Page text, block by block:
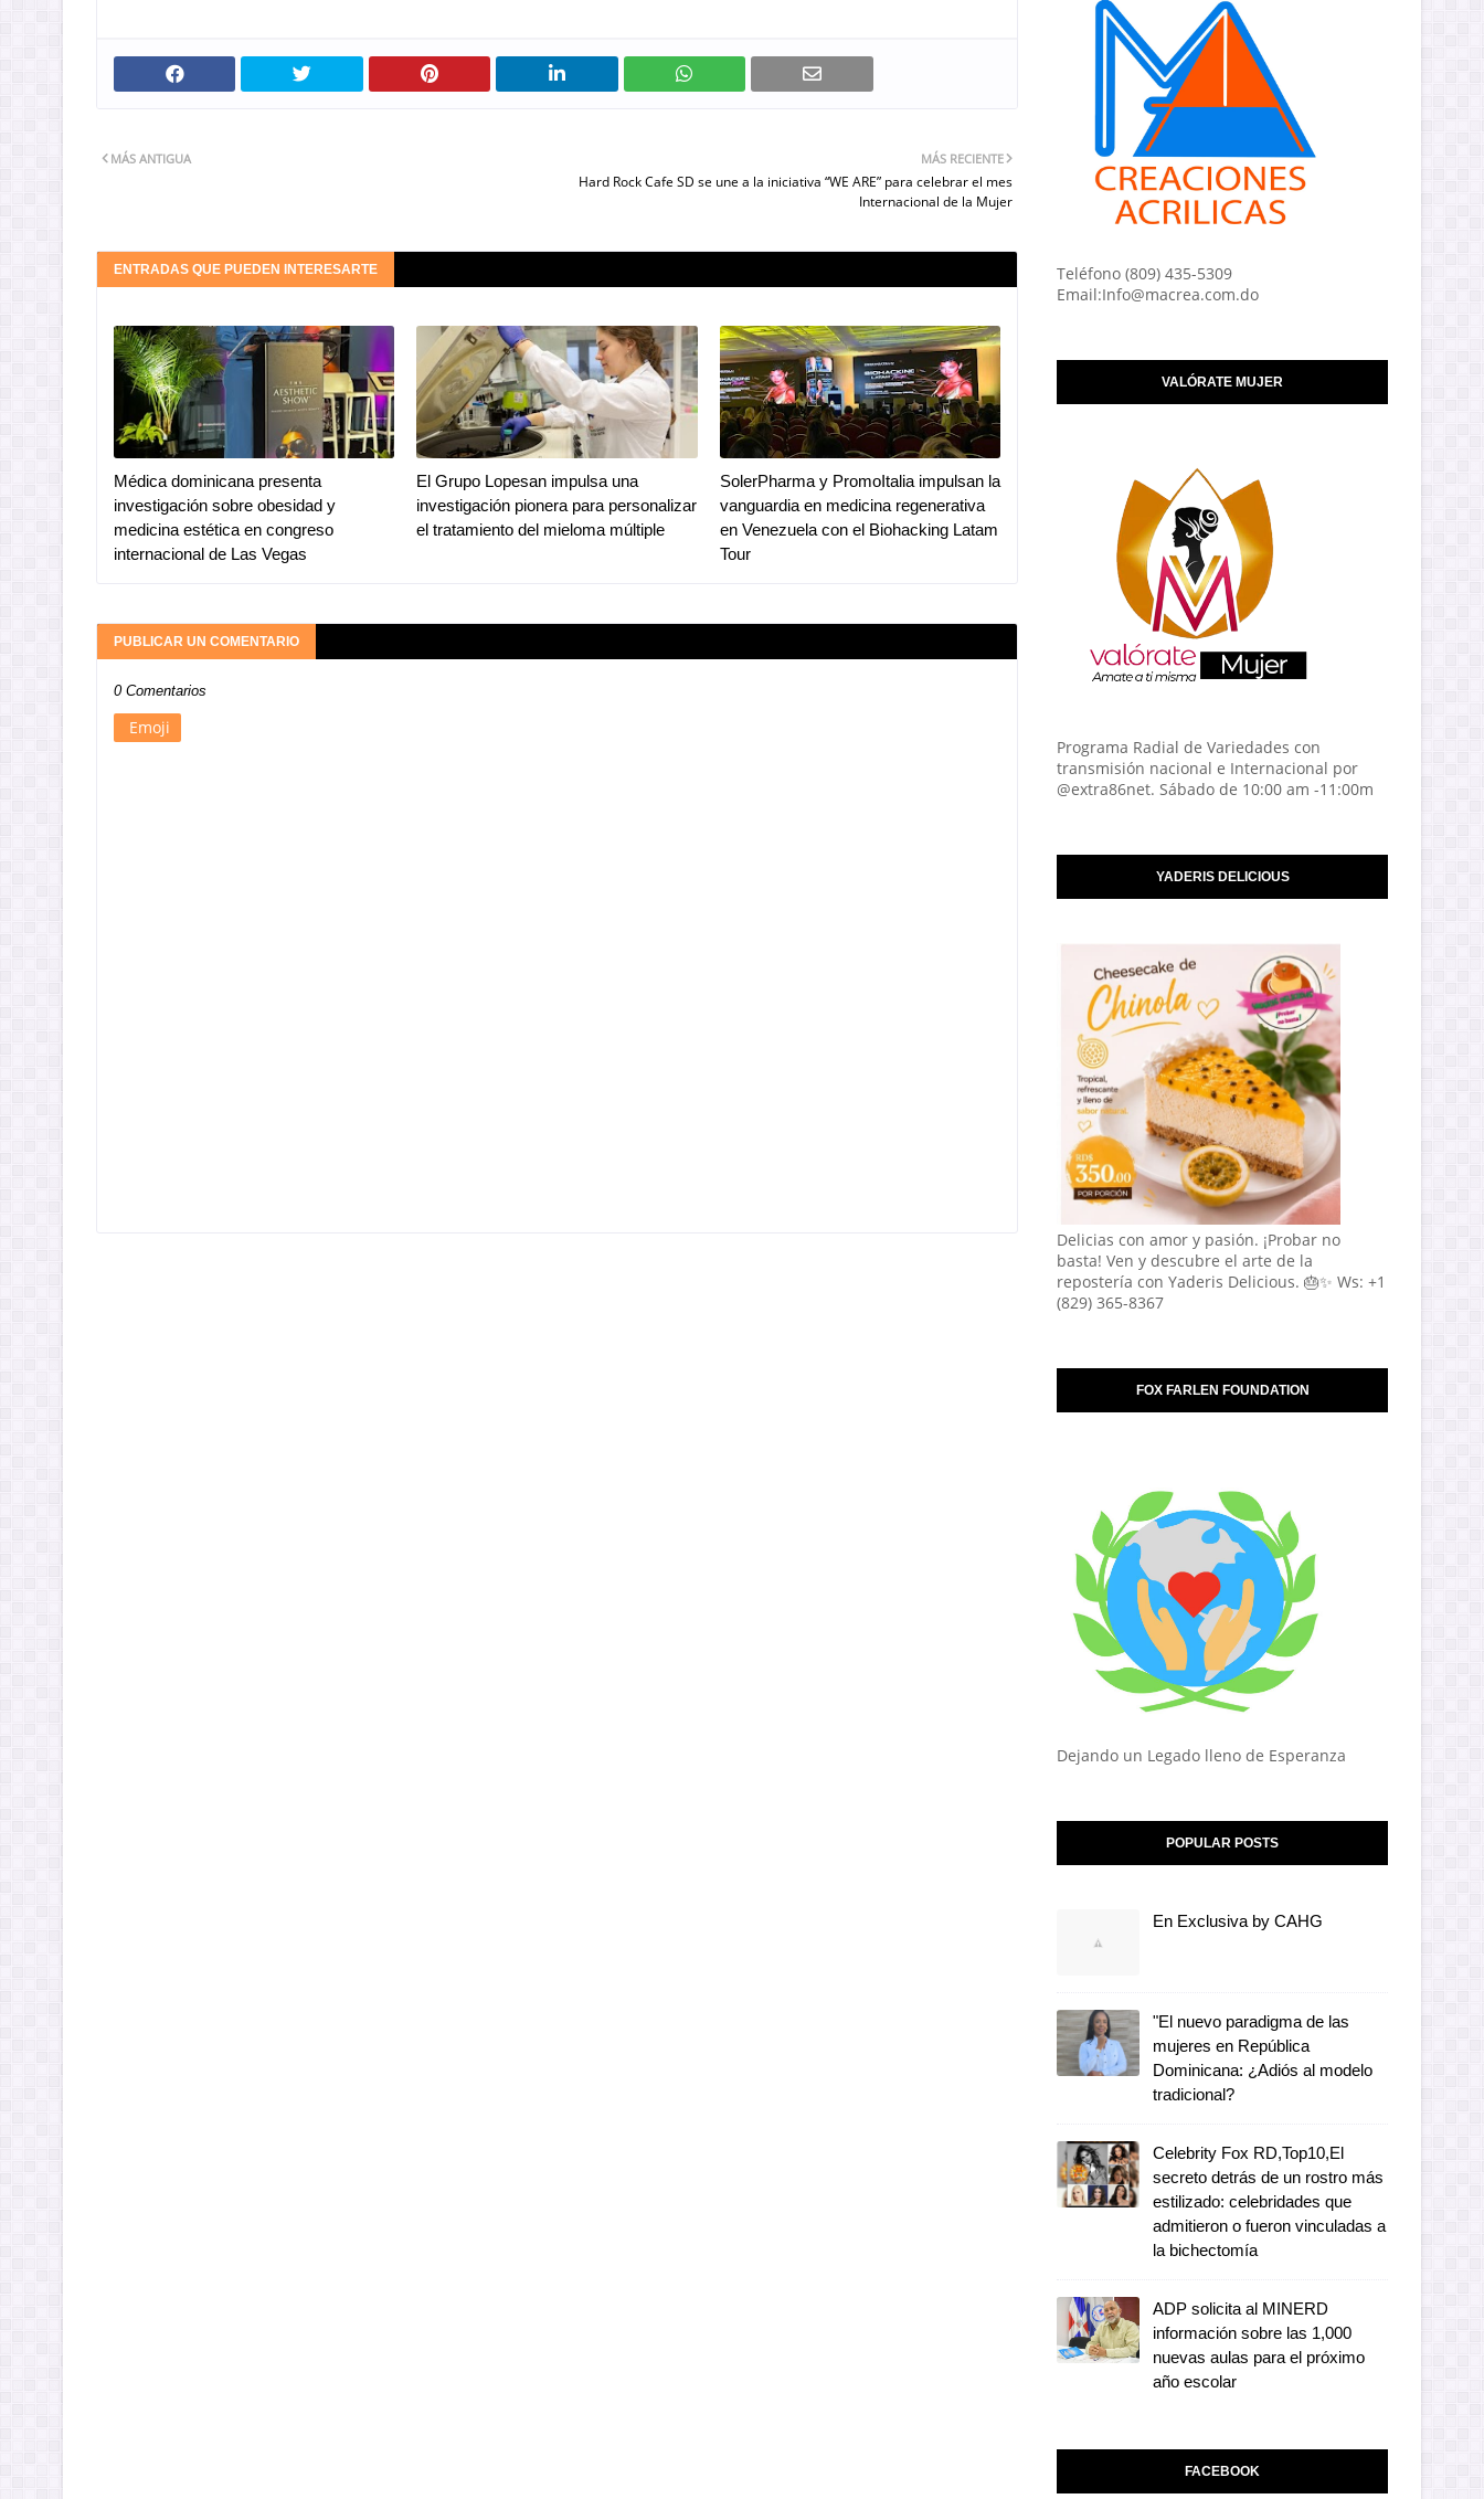
MÁS RECIENTE
Hard Rock Cafe SD se une a la iniciativa “WE ARE” para celebrar el mes
Internacional de la Mujer
MÁS ANTIGUA
ENTRADAS QUE PUEDEN INTERESARTE
Médica dominicana presenta
investigación sobre obesidad y
medicina estética en congreso
internacional de Las Vegas
El Grupo Lopesan impulsa una
investigación pionera para personalizar
el tratamiento del mieloma múltiple
SolerPharma y PromoItalia impulsan la
vanguardia en medicina regenerativa
en Venezuela con el Biohacking Latam
Tour
PUBLICAR UN COMENTARIO
0 Comentarios
Emoji
Teléfono (809) 435-5309
Email:Info@macrea.com.do
VALÓRATE MUJER
Programa Radial de Variedades con
transmisión nacional e Internacional por
@extra86net. Sábado de 10:00 am -11:00m
YADERIS DELICIOUS
Delicias con amor y pasión. ¡Probar no
basta! Ven y descubre el arte de la
repostería con Yaderis Delicious. 🎂✨ Ws: +1
(829) 365-8367
FOX FARLEN FOUNDATION
Dejando un Legado lleno de Esperanza
POPULAR POSTS
En Exclusiva by CAHG
"El nuevo paradigma de las
mujeres en República
Dominicana: ¿Adiós al modelo
tradicional?
Celebrity Fox RD,Top10,El
secreto detrás de un rostro más
estilizado: celebridades que
admitieron o fueron vinculadas a
la bichectomía
ADP solicita al MINERD
información sobre las 1,000
nuevas aulas para el próximo
año escolar
FACEBOOK